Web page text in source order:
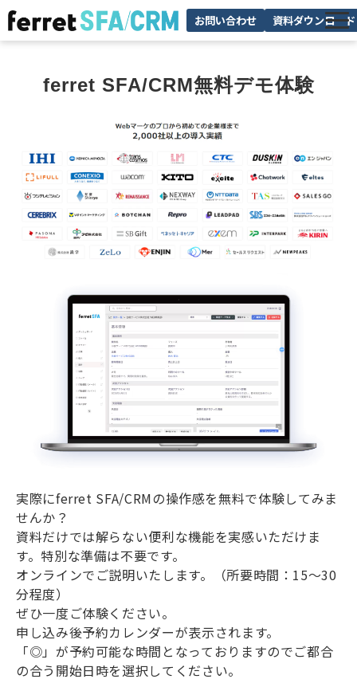
お問い合わせ 資料ダウンロード
料金
サポート
お役立ち情報
ferret SFA/CRM無料デモ体験
実際にferret SFA/CRMの操作感を無料で体験してみま
せんか？
資料だけでは解らない便利な機能を実感いただけま
す。特別な準備は不要です。
オンラインでご説明いたします。（所要時間：15〜30
分程度）
ぜひ一度ご体験ください。
申し込み後予約カレンダーが表示されます。
「◎」が予約可能な時間となっておりますのでご都合
の合う開始日時を選択してください。